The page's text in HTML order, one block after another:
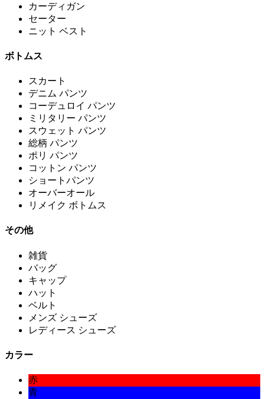
カーディガン
セーター
ニット ベスト
ボトムス
スカート
デニム パンツ
コーデュロイ パンツ
ミリタリー パンツ
スウェット パンツ
総柄 パンツ
ポリ パンツ
コットン パンツ
ショートパンツ
オーバーオール
リメイク ボトムス
その他
雑貨
バッグ
キャップ
ハット
ベルト
メンズ シューズ
レディース シューズ
カラー
赤
青